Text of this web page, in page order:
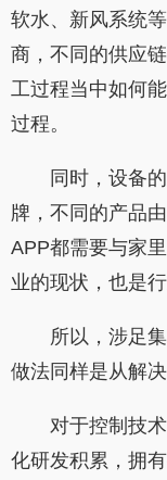
软水、新风系统
商，不同的供应
工过程当中如何
过程。
同时，设备
牌，不同的产品
APP都需要与家
业的现状，也是
所以，涉足
做法同样是从解
对于控制技
化研发积累，拥